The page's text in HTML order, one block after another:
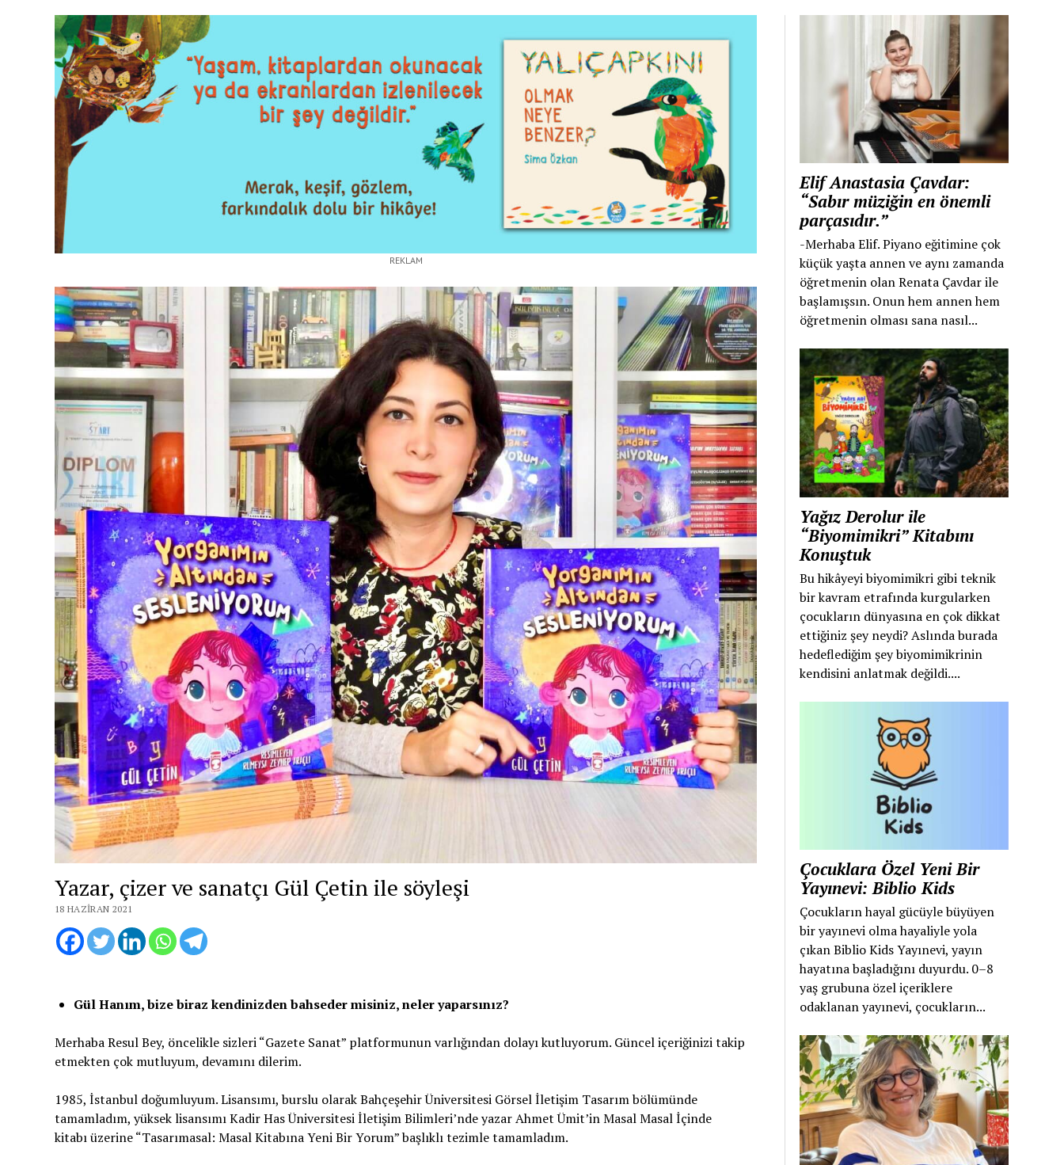
REKLAM
Yazar, çizer ve sanatçı Gül Çetin ile söyleşi
18 HAZIRAN 2021
Gül Hanım, bize biraz kendinizden bahseder misiniz, neler yaparsınız?
Merhaba Resul Bey, öncelikle sizleri “Gazete Sanat” platformunun varlığından dolayı kutluyorum. Güncel içeriğinizi takip
etmekten çok mutluyum, devamını dilerim.
1985, İstanbul doğumluyum. Lisansımı, burslu olarak Bahçeşehir Üniversitesi Görsel İletişim Tasarım bölümünde
tamamladım, yüksek lisansımı Kadir Has Üniversitesi İletişim Bilimleri’nde yazar Ahmet Ümit’in Masal Masal İçinde
kitabı üzerine “Tasarımasal: Masal Kitabına Yeni Bir Yorum” başlıklı tezimle tamamladım.
Elif Anastasia Çavdar:
“Sabır müziğin en önemli
parçasıdır.”
-Merhaba Elif. Piyano eğitimine çok
küçük yaşta annen ve aynı zamanda
öğretmenin olan Renata Çavdar ile
başlamışsın. Onun hem annen hem
öğretmenin olması sana nasıl...
Yağız Derolur ile
“Biyomimikri” Kitabını
Konuştuk
Bu hikâyeyi biyomimikri gibi teknik
bir kavram etrafında kurgularken
çocukların dünyasına en çok dikkat
ettiğiniz şey neydi? Aslında burada
hedeflediğim şey biyomimikrinin
kendisini anlatmak değildi....
Çocuklara Özel Yeni Bir
Yayınevi: Biblio Kids
Çocukların hayal gücüyle büyüyen
bir yayınevi olma hayaliyle yola
çıkan Biblio Kids Yayınevi, yayın
hayatına başladığını duyurdu. 0–8
yaş grubuna özel içeriklere
odaklanan yayınevi, çocukların...